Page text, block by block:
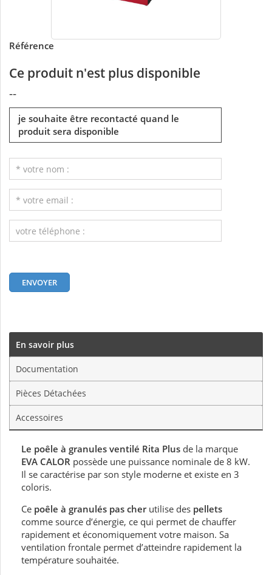
Référence
Ce produit n'est plus disponible
--
je souhaite être recontacté quand le
produit sera disponible
En savoir plus
Documentation
Pièces Détachées
Accessoires
Le poêle à granules ventilé Rita Plus de la marque
EVA CALOR possède une puissance nominale de 8 kW.
Il se caractérise par son style moderne et existe en 3
coloris.
Ce poêle à granulés pas cherutilise des pellets
comme source d’énergie, ce qui permet de chauffer
rapidement et économiquement votre maison. Sa
ventilation frontale permet d’atteindre rapidement la
température souhaitée.